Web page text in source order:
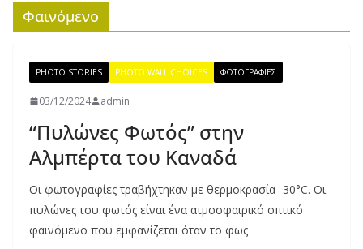
Φαινόμενο
PHOTO STORIES PHOTO WALL CHOICES ΦΩΤΟΓΡΑΦΙΕΣ
03/12/2024 admin
“Πυλώνες Φωτός” στην
Αλμπέρτα του Καναδά
Οι φωτογραφίες τραβήχτηκαν με θερμοκρασία -30°C. Οι
πυλώνες του φωτός είναι ένα ατμοσφαιρικό οπτικό
φαινόμενο που εμφανίζεται όταν το φως